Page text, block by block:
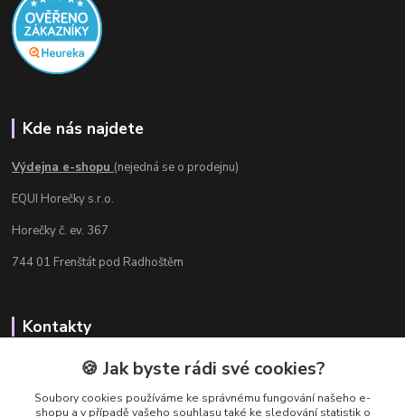
Kde nás najdete
Výdejna e-shopu (nejedná se o prodejnu)
EQUI Horečky s.r.o.
Horečky č. ev. 367
744 01 Frenštát pod Radhoštěm
Kontakty
Radka Chamrádová
+420 737 484 708
Výdejna e-shopu: Po-Ne, 8-20 hod.
🍪 Jak byste rádi své cookies?
Soubory cookies používáme ke správnému fungování našeho e-
shopu a v případě vašeho souhlasu také ke sledování statistik o